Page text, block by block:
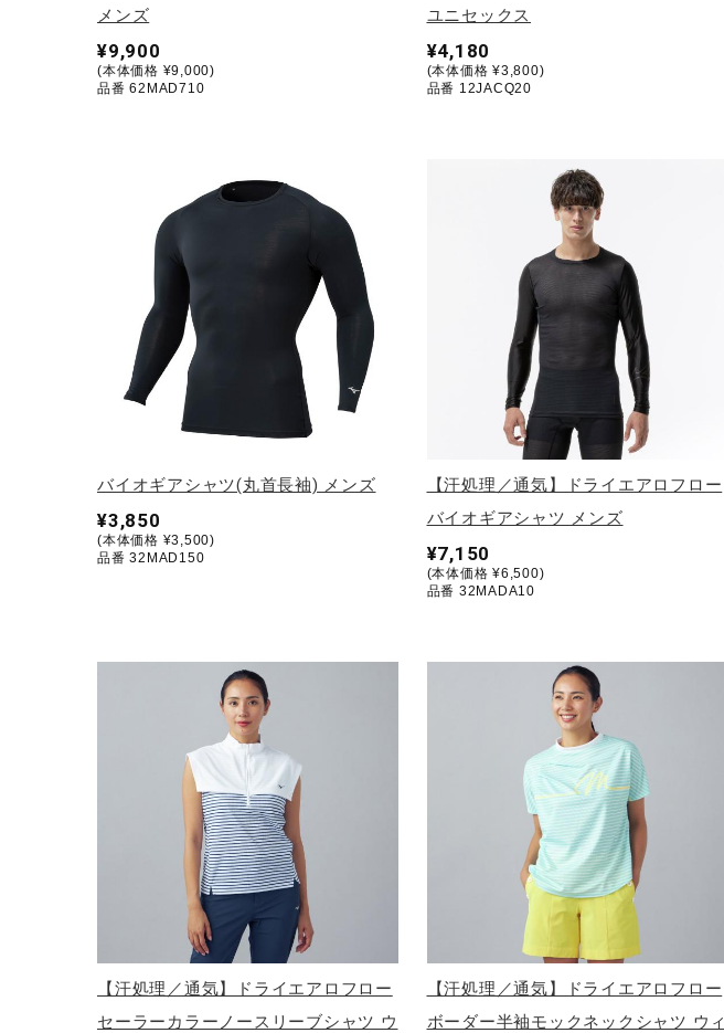
インナー
寝具／ミズノスリープ
アウトドア／レイン
ジュニア／キッズ
メディカル
コラボ／ライセンス
その他
メンズ
¥9,900
(本体価格 ¥9,000)
品番 62MAD710
ユニセックス
¥4,180
(本体価格 ¥3,800)
品番 12JACQ20
バイオギアシャツ(丸首長袖) メンズ
¥3,850
(本体価格 ¥3,500)
品番 32MAD150
【汗処理／通気】ドライエアロフロー
バイオギアシャツ メンズ
¥7,150
(本体価格 ¥6,500)
品番 32MADA10
【汗処理／通気】ドライエアロフロー
セーラーカラーノースリーブシャツ ウ
【汗処理／通気】ドライエアロフロー
ボーダー半袖モックネックシャツ ウィ